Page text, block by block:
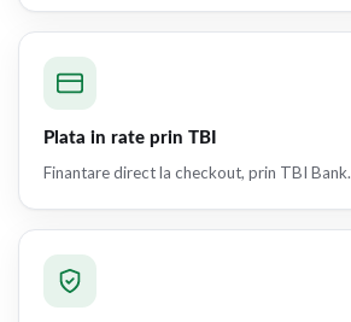
Plata in rate prin TBI
Finantare direct la checkout, prin TBI Bank.